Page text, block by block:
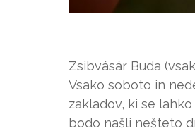
Zsibvásár Buda
Vsako soboto in
zakladov, ki se
bodo našli nešteto